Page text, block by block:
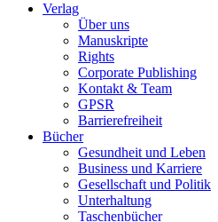
Verlag
Über uns
Manuskripte
Rights
Corporate Publishing
Kontakt & Team
GPSR
Barrierefreiheit
Bücher
Gesundheit und Leben
Business und Karriere
Gesellschaft und Politik
Unterhaltung
Taschenbücher